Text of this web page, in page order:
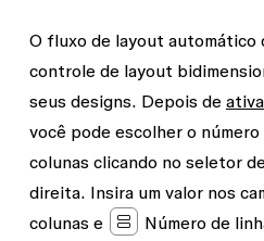
O fluxo de layout automático
controle de layout
seus designs. Depois de
você pode escolher o
colunas clicando no seletor
direita. Insira um valor nos
colunase Número de